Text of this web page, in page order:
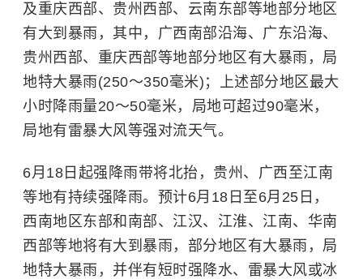
及重庆西部、贵州西部、云南东部等地部分地区
有大到暴雨，其中，广西南部沿海、广东沿海、
贵州西部、重庆西部等地部分地区有大暴雨，局
地特大暴雨(250～350毫米)；上述部分地区最大
小时降雨量20～50毫米，局地可超过90毫米，
局地有雷暴大风等强对流天气。
6月18日起强降雨带将北抬，贵州、广西至江南
等地有持续强降雨。预计6月18日至6月25日，
西南地区东部和南部、江汉、江淮、江南、华南
西部等地将有大到暴雨，部分地区有大暴雨，局
地特大暴雨，并伴有短时强降水、雷暴大风或冰